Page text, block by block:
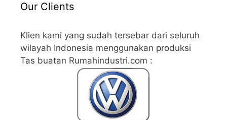
Our Clients
Klien kami yang sudah tersebar dari seluruh
wilayah Indonesia menggunakan produksi
Tas buatan Rumahindustri.com :